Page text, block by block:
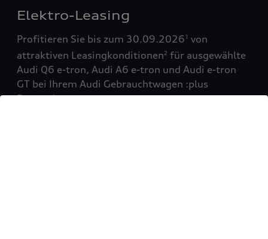
Elektro-Leasing
Profitieren Sie bis zum 30.09.20261 von
attraktiven Leasingkonditionen2 für ausgewählte
Audi Q6 e-tron, Audi A6 e-tron und Audi e-tron
GT bei Ihrem Audi Gebrauchtwagen :plus
Partner!